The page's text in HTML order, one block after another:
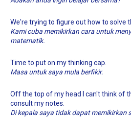
We're trying to figure out how to solve
Kami cuba memikirkan cara untuk
matematik.
Time to put on my thinking cap.
Masa untuk saya mula berfikir.
Off the top of my head I can't think of
consult my notes.
Di kepala saya tidak dapat memikirkan